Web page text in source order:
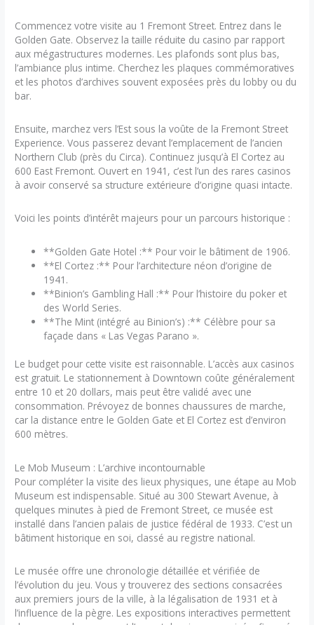
Commencez votre visite au 1 Fremont Street. Entrez dans le
Golden Gate. Observez la taille réduite du casino par rapport
aux mégastructures modernes. Les plafonds sont plus bas,
l’ambiance plus intime. Cherchez les plaques commémoratives
et les photos d’archives souvent exposées près du lobby ou du
bar.
Ensuite, marchez vers l’Est sous la voûte de la Fremont Street
Experience. Vous passerez devant l’emplacement de l’ancien
Northern Club (près du Circa). Continuez jusqu’à El Cortez au
600 East Fremont. Ouvert en 1941, c’est l’un des rares casinos
à avoir conservé sa structure extérieure d’origine quasi intacte.
Voici les points d’intérêt majeurs pour un parcours historique :
**Golden Gate Hotel :** Pour voir le bâtiment de 1906.
**El Cortez :** Pour l’architecture néon d’origine de
1941.
**Binion’s Gambling Hall :** Pour l’histoire du poker et
des World Series.
**The Mint (intégré au Binion’s) :** Célèbre pour sa
façade dans « Las Vegas Parano ».
Le budget pour cette visite est raisonnable. L’accès aux casinos
est gratuit. Le stationnement à Downtown coûte généralement
entre 10 et 20 dollars, mais peut être validé avec une
consommation. Prévoyez de bonnes chaussures de marche,
car la distance entre le Golden Gate et El Cortez est d’environ
600 mètres.
Le Mob Museum : L’archive incontournable
Pour compléter la visite des lieux physiques, une étape au Mob
Museum est indispensable. Situé au 300 Stewart Avenue, à
quelques minutes à pied de Fremont Street, ce musée est
installé dans l’ancien palais de justice fédéral de 1933. C’est un
bâtiment historique en soi, classé au registre national.
Le musée offre une chronologie détaillée et vérifiée de
l’évolution du jeu. Vous y trouverez des sections consacrées
aux premiers jours de la ville, à la légalisation de 1931 et à
l’influence de la pègre. Les expositions interactives permettent